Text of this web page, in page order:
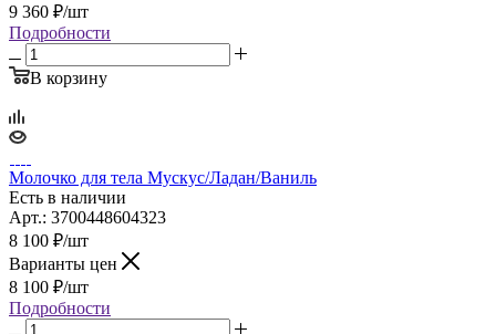
9 360 ₽/шт
Подробности
В корзину
Молочко для тела Мускус/Ладан/Ваниль
Есть в наличии
Арт.: 3700448604323
8 100 ₽/шт
Варианты цен
8 100 ₽/шт
Подробности